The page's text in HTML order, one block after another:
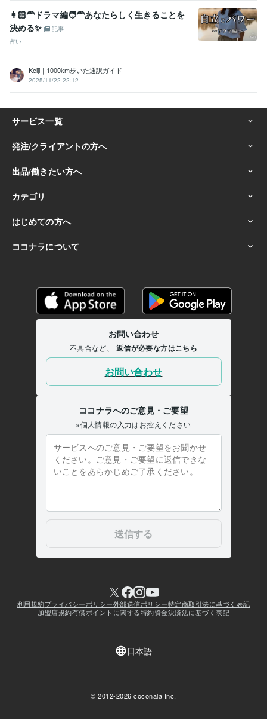
👩🏻‍🦰ドラマ編🧑‍🦰あなたらしく生きることを
決める✨
記事
占い
Keiji｜1000km歩いた通訳ガイド
2025/11/22 22:12